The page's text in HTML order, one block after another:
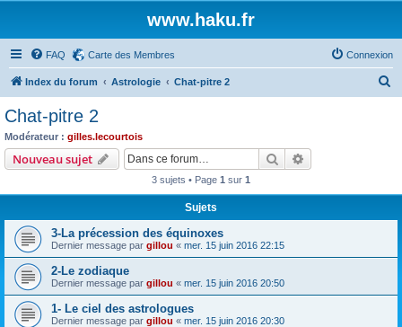
www.haku.fr
FAQ Carte des Membres Connexion
Index du forum Astrologie Chat-pitre 2
Chat-pitre 2
Modérateur : gilles.lecourtois
Nouveau sujet Rechercher
3 sujets • Page 1 sur 1
Sujets
3-La précession des équinoxes
Dernier message par gillou « mer. 15 juin 2016 22:15
2-Le zodiaque
Dernier message par gillou « mer. 15 juin 2016 20:50
1- Le ciel des astrologues
Dernier message par gillou « mer. 15 juin 2016 20:30